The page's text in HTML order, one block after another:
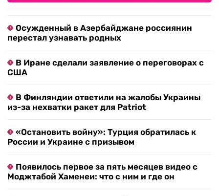
Осужденный в Азербайджане россиянин
перестал узнавать родных
В Иране сделали заявление о переговорах с
США
В Финляндии ответили на жалобы Украины
из-за нехватки ракет для Patriot
«Остановить войну»: Турция обратилась к
России и Украине с призывом
Появилось первое за пять месяцев видео с
Моджтабой Хаменеи: что с ним и где он